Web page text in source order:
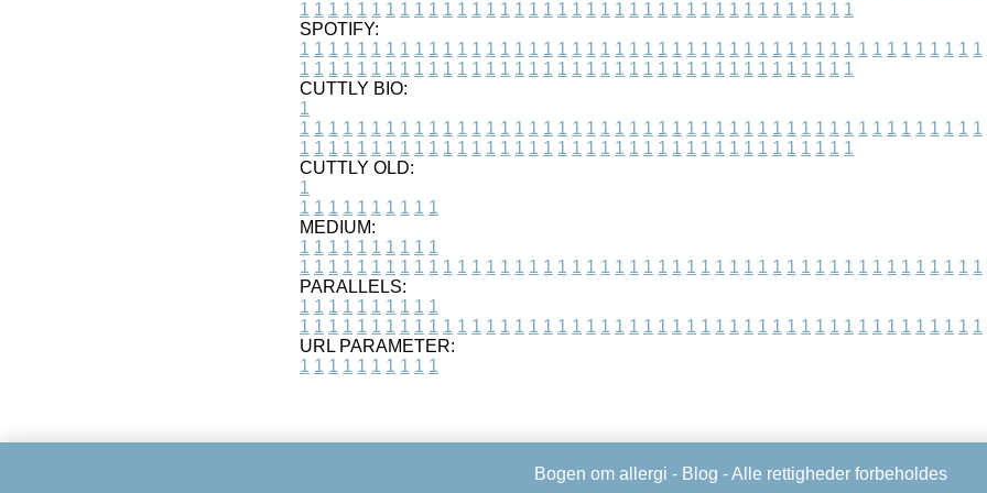
1 1 1 1 1 1 1 1 1 1 1 1 1 1 1 1 1 1 1 1 1 1 1 1 1 1 1 1 1 1 1 1 1 1 1 1 1 1 1
SPOTIFY:
1 1 1 1 1 1 1 1 1 1 1 1 1 1 1 1 1 1 1 1 1 1 1 1 1 1 1 1 1 1 1 1 1 1 1 1 1 1 1 1 1 1 1 1 1 1 1 1
1 1 1 1 1 1 1 1 1 1 1 1 1 1 1 1 1 1 1 1 1 1 1 1 1 1 1 1 1 1 1 1 1 1 1 1 1 1 1
CUTTLY BIO:
1
1 1 1 1 1 1 1 1 1 1 1 1 1 1 1 1 1 1 1 1 1 1 1 1 1 1 1 1 1 1 1 1 1 1 1 1 1 1 1 1 1 1 1 1 1 1 1 1
1 1 1 1 1 1 1 1 1 1 1 1 1 1 1 1 1 1 1 1 1 1 1 1 1 1 1 1 1 1 1 1 1 1 1 1 1 1 1
CUTTLY OLD:
1
1 1 1 1 1 1 1 1 1 1
MEDIUM:
1 1 1 1 1 1 1 1 1 1
1 1 1 1 1 1 1 1 1 1 1 1 1 1 1 1 1 1 1 1 1 1 1 1 1 1 1 1 1 1 1 1 1 1 1 1 1 1 1 1 1 1 1 1 1 1 1 1
PARALLELS:
1 1 1 1 1 1 1 1 1 1
1 1 1 1 1 1 1 1 1 1 1 1 1 1 1 1 1 1 1 1 1 1 1 1 1 1 1 1 1 1 1 1 1 1 1 1 1 1 1 1 1 1 1 1 1 1 1 1
URL PARAMETER:
1 1 1 1 1 1 1 1 1 1
Bogen om allergi - Blog - Alle rettigheder forbeholdes